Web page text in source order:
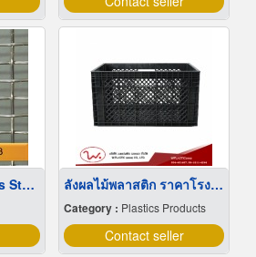
Wholesale Stainless Steel Wire Netting ลังผลไม้พลาสติก ราคาโรงงาน
Category : Plastics Products
Contact seller